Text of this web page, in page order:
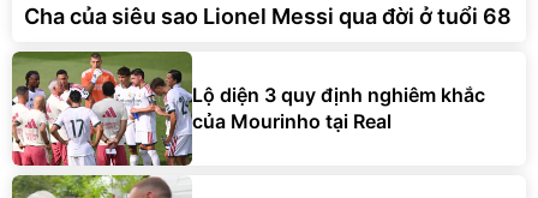
Cha của siêu sao Lionel Messi qua đời ở tuổi 68
Lộ diện 3 quy định nghiêm khắc
của Mourinho tại Real